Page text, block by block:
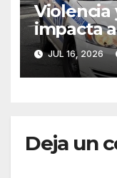
Violencia
impacta
JUL 16, 2026
Deja un